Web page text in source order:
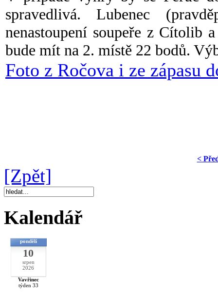
spravedlivá. Lubenec
nenastoupení soupeře z Cítolib
bude mít na 2. místě 22 bodů.
Foto z Ročova i ze zápasu
<
[Zpět]
Kalendář
pondělí
10
srpen
2026
Vavřinec
týden 33